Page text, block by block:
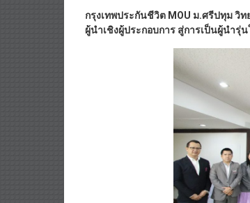
กรุงเทพประกันชีวิต MOU ม.ศรีปทุม วิ
ผู้นำเชิงผู้ประกอบการ สู่การเป็นผู้นำ